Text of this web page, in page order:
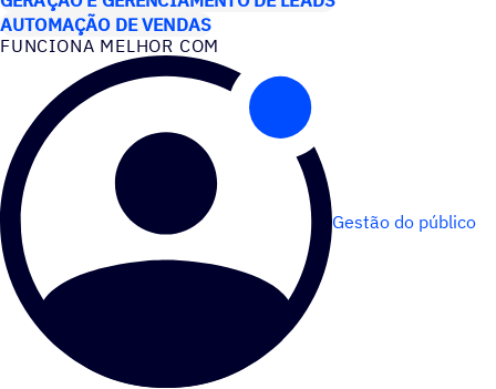
AUTOMAÇÃO DE VENDAS
FUNCIONA MELHOR COM
Gestão do público